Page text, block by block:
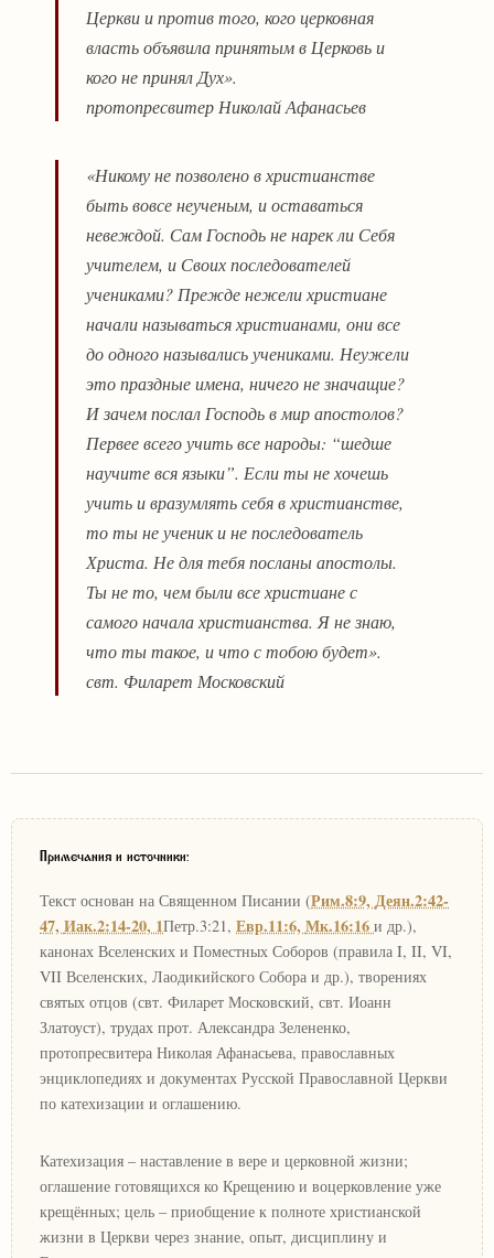
Церкви и против того, кого церковная
власть объявила принятым в Церковь и
кого не принял Дух».
протопресвитер Николай Афанасьев
«Никому не позволено в христианстве
быть вовсе неученым, и оставаться
невеждой. Сам Господь не нарек ли Себя
учителем, и Своих последователей
учениками? Прежде нежели христиане
начали называться христианами, они все
до одного назывались учениками. Неужели
это праздные имена, ничего не значащие?
И зачем послал Господь в мир апостолов?
Первее всего учить все народы: “шедше
научите вся языки”. Если ты не хочешь
учить и вразумлять себя в христианстве,
то ты не ученик и не последователь
Христа. Не для тебя посланы апостолы.
Ты не то, чем были все христиане с
самого начала христианства. Я не знаю,
что ты такое, и что с тобою будет».
свт. Филарет Московский
Примечания и источники:
Текст основан на Священном Писании (Рим.8:9,Деян.2:42-
47,Иак.2:14-20, 1Петр.3:21, Евр.11:6,Мк.16:16 и др.),
канонах Вселенских и Поместных Соборов (правила I, II, VI,
VII Вселенских, Лаодикийского Собора и др.), творениях
святых отцов (свт. Филарет Московский, свт. Иоанн
Златоуст), трудах прот. Александра Зелененко,
протопресвитера Николая Афанасьева, православных
энциклопедиях и документах Русской Православной Церкви
по катехизации и оглашению.
Катехизация – наставление в вере и церковной жизни;
оглашение готовящихся ко Крещению и воцерковление уже
крещённых; цель – приобщение к полноте христианской
жизни в Церкви через знание, опыт, дисциплину и